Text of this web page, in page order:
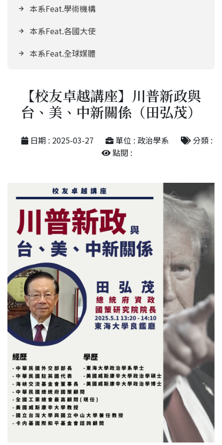
本系Feat.學術機構
本系Feat.各國大使
本系Feat.全球媒體
【校友卓越講座】川普新政與
台、美、中新關係（田弘茂）
日期 : 2025-03-27 單位 : 政治學系
分類 :
點閱 :